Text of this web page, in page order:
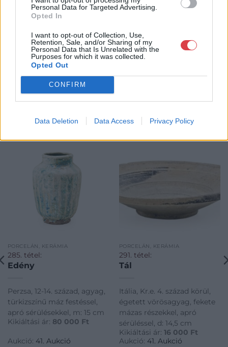
Personal Data for Targeted Advertising.
Opted In
I want to opt-out of Collection, Use,
Retention, Sale, and/or Sharing of my
Personal Data that Is Unrelated with the
Purposes for which it was collected.
Opted Out
CONFIRM
Data Deletion Data Access Privacy Policy
http://www.biksady.com
GALÉRIA TOVÁBBI MŰTÁRGYAI
KAPCSOLÓDÓ MŰTÁRGYAK
PORCELÁN, KERÁMIA
285. tétel:
Edény
Perzsa, 12-14. század, agyag,
türkizszínű máz festéssel,
apró sérülésekkel, m: 15 cm
Kikiáltási ár: 80 000 Ft
Aukció: 41. Aukció
PORCELÁN, KERÁMIA
291. tétel:
Tál
Itália, Kr.e. 4. század körül,
égetett vörösagyag, fekete
mázas részekkel, apró
sérüléssel, d: 14,5 cm
Kikiáltási ár: 16 000 Ft
Aukció: 41. Aukció